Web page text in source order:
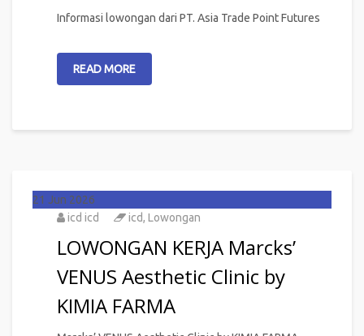
Informasi lowongan dari PT. Asia Trade Point Futures
READ MORE
21 Jun 2026
icd icd
icd, Lowongan
LOWONGAN KERJA Marcks’
VENUS Aesthetic Clinic by
KIMIA FARMA